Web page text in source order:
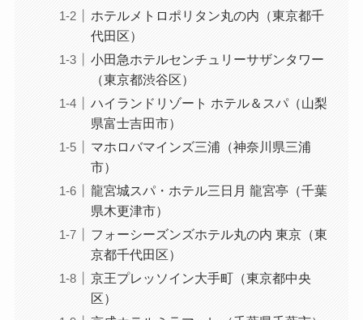
ホテルメトロポリタン丸の内（東京都千
代田区）
小田急ホテルセンチュリーサザンタワー
（東京都渋谷区）
ハイランドリゾート ホテル＆スパ（山梨
県富士吉田市）
マホロバマインズ三浦（神奈川県三浦
市）
龍宮城スパ・ホテル三日月 龍宮亭（千葉
県木更津市）
フォーシーズンズホテル丸の内 東京（東
京都千代田区）
京王プレッソイン大手町（東京都中央
区）